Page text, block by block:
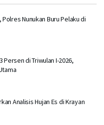
Nunukan Buru Pelaku di
Persen di Triwulan I-2026,
Analisis Hujan Es di Krayan